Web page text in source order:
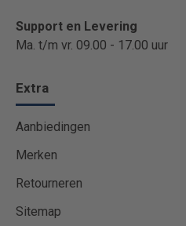
Support en Levering
Ma. t/m vr. 09.00 - 17.00 uur
Extra
Aanbiedingen
Merken
Retourneren
Sitemap